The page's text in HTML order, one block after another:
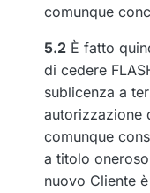
comunque
5.2 È fatto
di cedere
sublicenza a
autorizzazione
comunque
a titolo
nuovo Cliente